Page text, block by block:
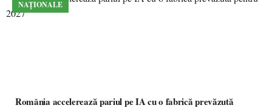
NAȚIONALE
România accelerează pariul pe IA cu o fabrică prevăzută